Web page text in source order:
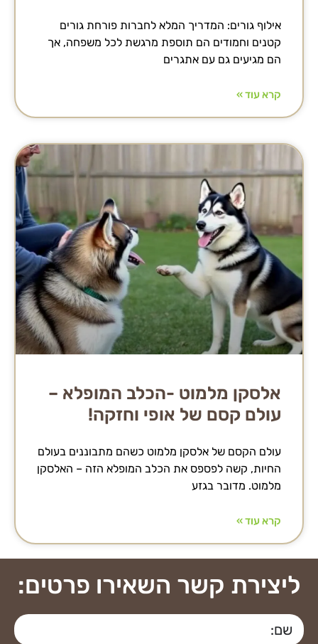
אילוף גורים: המדריך המלא לחברות פורחת גורים
קטנים וחמודים הם תוספת מרגשת לכל משפחה, אך
הם מגיעים גם עם אתגרים
קרא עוד »
אלסקן מלמוט -הכלב המופלא –
עולם קסם של אופי וחזקה!
עולם הקסם של אלסקן מלמוט כשהם מתבוננים בעולם
החיות, קשה לפספס את הכלב המופלא הזה – האלסקן
מלמוט. מדובר בגזע
קרא עוד »
ליצירת קשר השאירו פרטים: